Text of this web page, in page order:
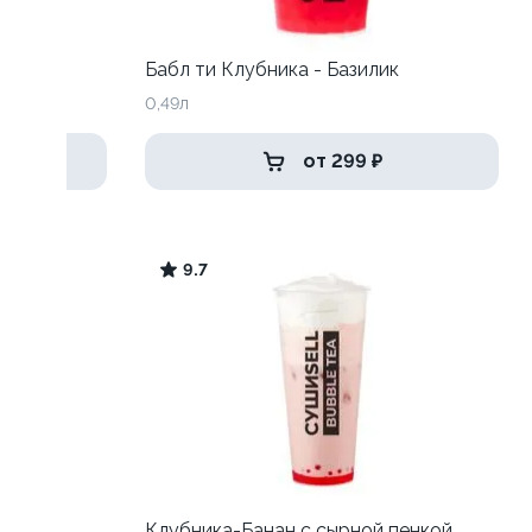
Бабл ти Клубника - Базилик
0,49л
от 299 ₽
9.7